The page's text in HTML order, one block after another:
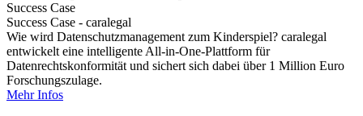
Success Case
Success Case - caralegal
Wie wird Datenschutzmanagement zum Kinderspiel? caralegal
entwickelt eine intelligente All-in-One-Plattform für
Datenrechtskonformität und sichert sich dabei über 1 Million Euro
Forschungszulage.
Mehr Infos